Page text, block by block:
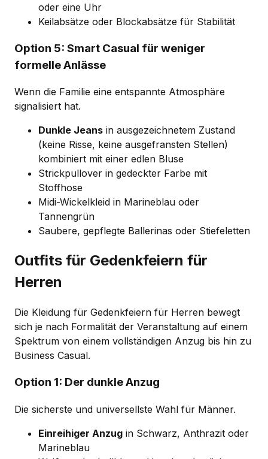
oder eine Uhr
Keilabsätze oder Blockabsätze für Stabilität
Option 5: Smart Casual für weniger
formelle Anlässe
Wenn die Familie eine entspannte Atmosphäre
signalisiert hat.
Dunkle Jeans in ausgezeichnetem Zustand
(keine Risse, keine ausgefransten Stellen)
kombiniert mit einer edlen Bluse
Strickpullover in gedeckter Farbe mit
Stoffhose
Midi-Wickelkleid in Marineblau oder
Tannengrün
Saubere, gepflegte Ballerinas oder Stiefeletten
Outfits für Gedenkfeiern für
Herren
Die Kleidung für Gedenkfeiern für Herren bewegt
sich je nach Formalität der Veranstaltung auf einem
Spektrum von einem vollständigen Anzug bis hin zu
Business Casual.
Option 1: Der dunkle Anzug
Die sicherste und universellste Wahl für Männer.
Einreihiger Anzug in Schwarz, Anthrazit oder
Marineblau